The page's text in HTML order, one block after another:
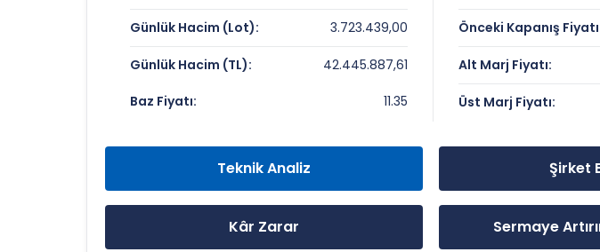
Fiyat/Kazanç (F/K):
Piyasa Değeri/Defter Değeri (PD/DD):
Son 1 Yılın Dibi:
Günlük Hacim (Lot): 3.723.439,00
Günlük Hacim (TL): 42.445.887,61
Baz Fiyatı: 11.35
Önceki Kapanış
Alt Marj Fiyatı:
Üst Marj Fiyatı:
Teknik Analiz Şirket
Kâr Zarar Sermaye